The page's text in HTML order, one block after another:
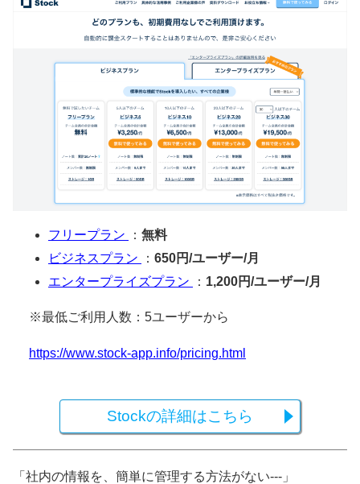
フリープラン ： 無料
ビジネスプラン
： 650円/ユーザー/月
エンタープライズプラン
： 1,200円/ユーザー/月
※最低ご利用人数：5ユーザーから
https://www.stock-app.info/pricing.html
Stockの詳細はこちら
「社内の情報を、簡単に管理する方法がない---」